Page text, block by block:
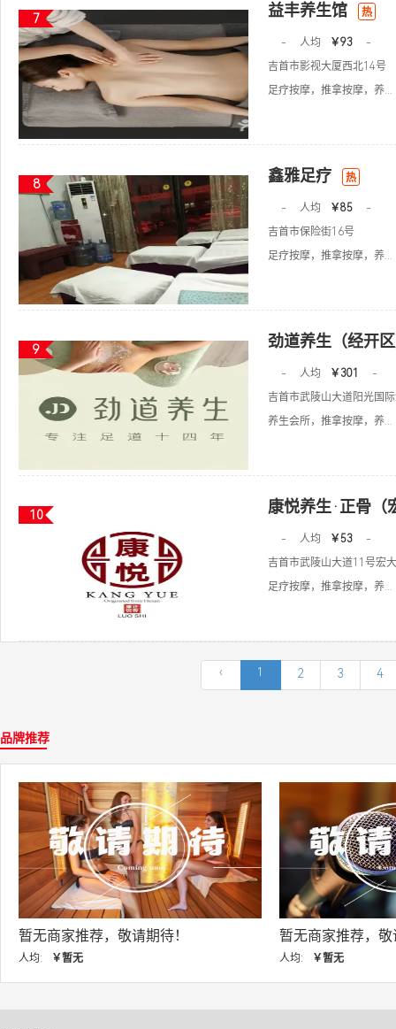
7 益丰养生馆 热
- 人均 ￥93
-
吉首市影视大厦西北14号
足疗按摩，推拿按摩，养...
8 鑫雅足疗 热
- 人均 ￥85
-
吉首市保险街16号
足疗按摩，推拿按摩，养...
9 劲道养生（经开
- 人均 ￥301
-
吉首市武陵山大道阳光国
养生会所，推拿按摩，养...
10 康悦养生·正骨（
- 人均 ￥53
-
吉首市武陵山大道11号宏
足疗按摩，推拿按摩，养...
‹ 1 2 3 4
品牌推荐
暂无商家推荐，敬请期待！ 暂无商